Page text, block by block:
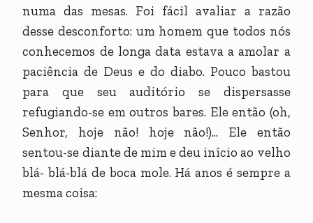
numa das mesas. Foi fácil avaliar a razão
desse desconforto: um homem que todos nós
conhecemos de longa data estava a amolar a
paciência de Deus e do diabo. Pouco bastou
para que seu auditório se dispersasse
refugiando-se em outros bares. Ele então (oh,
Senhor, hoje não! hoje não!)... Ele então
sentou-se diante de mim e deu início ao velho
blá- blá-blá de boca mole. Há anos é sempre a
mesma coisa: